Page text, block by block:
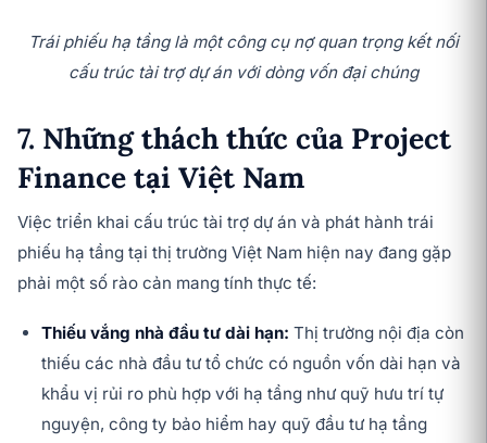
Trái phiếu hạ tầng là một công cụ nợ quan trọng kết nối
cấu trúc tài trợ dự án với dòng vốn đại chúng
7. Những thách thức của Project
Finance tại Việt Nam
Việc triển khai cấu trúc tài trợ dự án và phát hành trái
phiếu hạ tầng tại thị trường Việt Nam hiện nay đang gặp
phải một số rào cản mang tính thực tế:
Thiếu vắng nhà đầu tư dài hạn: Thị trường nội địa còn
thiếu các nhà đầu tư tổ chức có nguồn vốn dài hạn và
khẩu vị rủi ro phù hợp với hạ tầng như quỹ hưu trí tự
nguyện, công ty bảo hiểm hay quỹ đầu tư hạ tầng